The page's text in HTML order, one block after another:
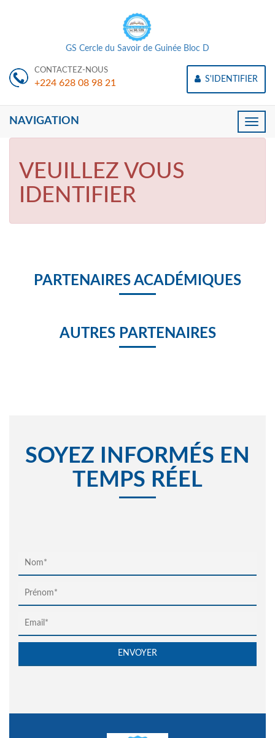
GS Cercle du Savoir de Guinée Bloc D
CONTACTEZ-NOUS
+224 628 08 98 21 S'IDENTIFIER
Toggle
NAVIGATION
VEUILLEZ VOUS
IDENTIFIER
PARTENAIRES ACADÉMIQUES
AUTRES PARTENAIRES
SOYEZ INFORMÉS EN
TEMPS RÉEL